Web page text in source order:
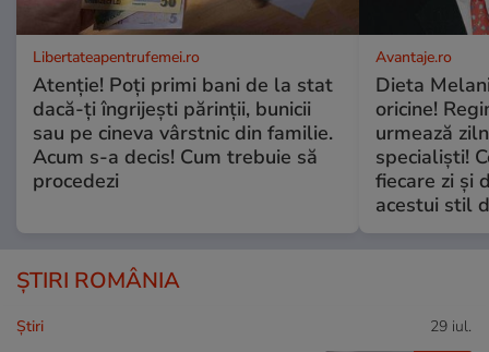
Libertateapentrufemei.ro
Atenție! Poți primi bani de la stat
dacă-ți îngrijești părinții, bunicii
sau pe cineva vârstnic din familie.
Acum s-a decis! Cum trebuie să
procedezi
Avantaje.ro
Dieta
oricine!
urmează
specialiști!
fiecare zi și
acestui stil
ȘTIRI ROMÂNIA
Ştiri 29 iul.